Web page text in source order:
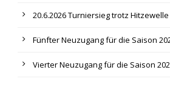
20.6.2026 Turniersieg trotz Hitzewelle
Fünfter Neuzugang für die Saison
Vierter Neuzugang für die Saison